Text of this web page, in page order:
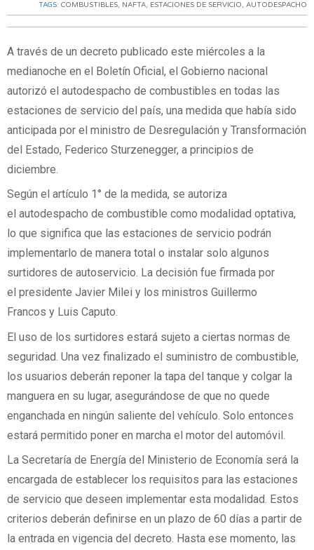
TAGS: COMBUSTIBLES, NAFTA, ESTACIONES DE SERVICIO, AUTODESPACHO
A través de un decreto publicado este miércoles a la
medianoche en el Boletín Oficial, el Gobierno nacional
autorizó el autodespacho de combustibles en todas las
estaciones de servicio del país, una medida que había sido
anticipada por el ministro de Desregulación y Transformación
del Estado, Federico Sturzenegger, a principios de
diciembre.
Según el artículo 1° de la medida, se autoriza
el autodespacho de combustible como modalidad optativa,
lo que significa que las estaciones de servicio podrán
implementarlo de manera total o instalar solo algunos
surtidores de autoservicio. La decisión fue firmada por
el presidente Javier Milei y los ministros Guillermo
Francos y Luis Caputo.
El uso de los surtidores estará sujeto a ciertas normas de
seguridad. Una vez finalizado el suministro de combustible,
los usuarios deberán reponer la tapa del tanque y colgar la
manguera en su lugar, asegurándose de que no quede
enganchada en ningún saliente del vehículo. Solo entonces
estará permitido poner en marcha el motor del automóvil.
La Secretaría de Energía del Ministerio de Economía será la
encargada de establecer los requisitos para las estaciones
de servicio que deseen implementar esta modalidad. Estos
criterios deberán definirse en un plazo de 60 días a partir de
la entrada en vigencia del decreto. Hasta ese momento, las